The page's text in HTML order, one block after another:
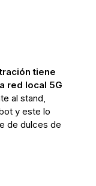
tiene
red local 5G
al stand,
y este lo
de dulces de